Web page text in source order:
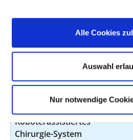
Alle Cookies
Auswahl
Nur notwendige
Potentiale im
Nervensystem, die durch
fünf Sinne hervorgerufen
Gerät zur Gefäßdarstellung
Roboterassistiertes
Chirurgie-System